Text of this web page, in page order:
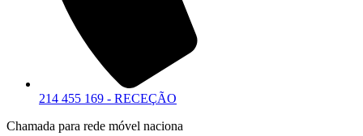
214 455 169 - RECEÇÃO
Chamada para rede móvel naciona